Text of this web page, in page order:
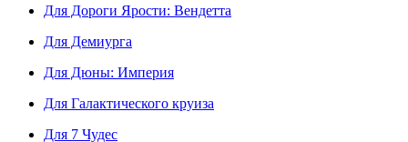
Для Дороги Ярости: Вендетта
Для Демиурга
Для Дюны: Империя
Для Галактического круиза
Для 7 Чудес